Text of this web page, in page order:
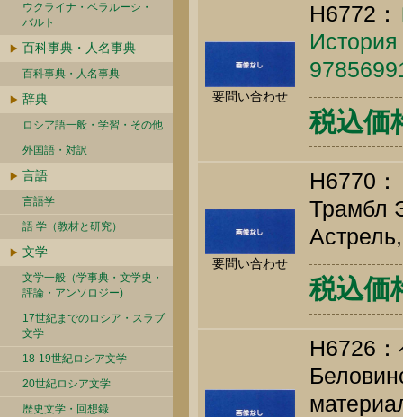
ウクライナ・ベラルーシ・
バルト
百科事典・人名事典
百科事典・人名事典
辞典
ロシア語一般・学習・その他
外国語・対訳
言語
言語学
語 学（教材と研究）
文学
文学一般（学事典・文学史・
評論・アンソロジー)
17世紀までのロシア・スラブ
文学
18-19世紀ロシア文学
20世紀ロシア文学
歴史文学・回想録
要問い合わせ
H6772：
税込価
要問い合わせ
H6770
Трамбл
税込価
H6726